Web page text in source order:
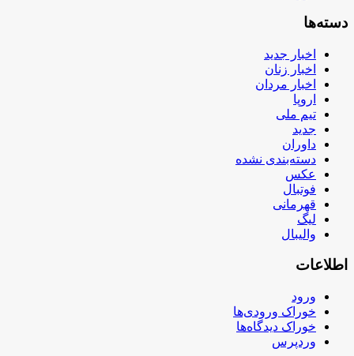
دسته‌ها
اخبار جدید
اخبار زنان
اخبار مردان
اروپا
تیم ملی
جدید
داوران
دسته‌بندی نشده
عکس
فوتبال
قهرمانی
لیگ
والیبال
اطلاعات
ورود
خوراک ورودی‌ها
خوراک دیدگاه‌ها
وردپرس